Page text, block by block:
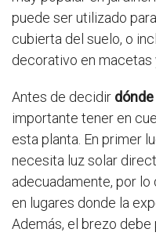
puede ser utilizado
cubierta del suelo, o
decorativo en macetas
Antes de decidir
importante tener en
esta planta. En primer
necesita luz solar
adecuadamente, por
en lugares donde la
Además, el brezo debe